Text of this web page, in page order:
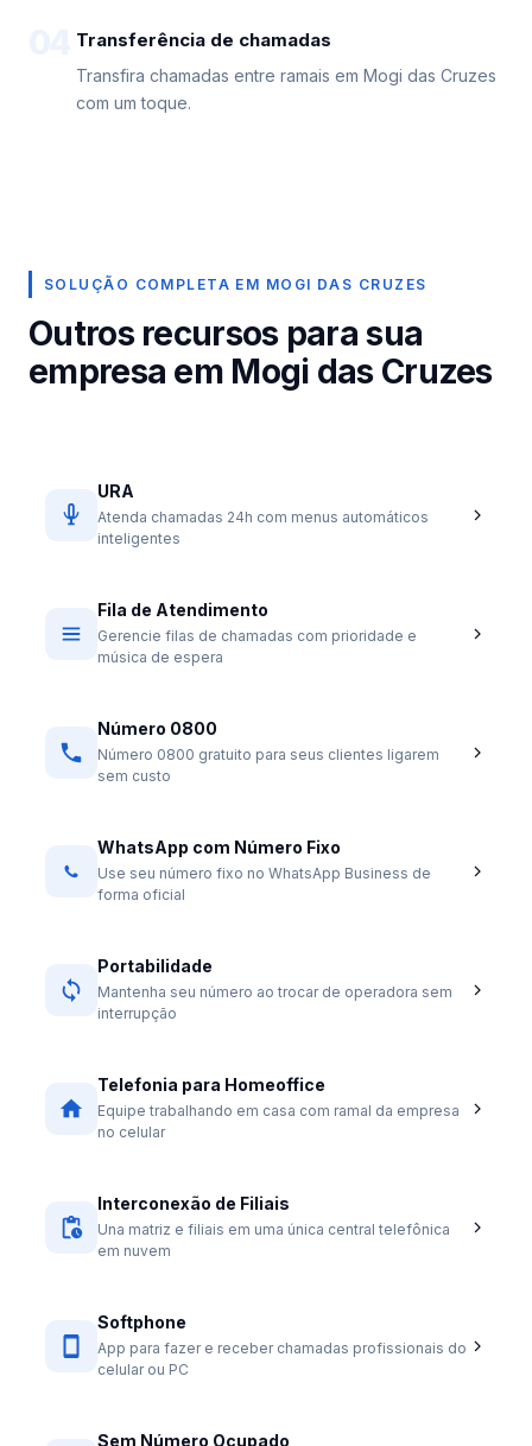
Transferência de chamadas
Transfira chamadas entre ramais em Mogi das Cruzes
com um toque.
SOLUÇÃO COMPLETA EM MOGI DAS CRUZES
Outros recursos para sua
empresa em Mogi das Cruzes
URA
Atenda chamadas 24h com menus automáticos
inteligentes
Fila de Atendimento
Gerencie filas de chamadas com prioridade e
música de espera
Número 0800
Número 0800 gratuito para seus clientes ligarem
sem custo
WhatsApp com Número Fixo
Use seu número fixo no WhatsApp Business de
forma oficial
Portabilidade
Mantenha seu número ao trocar de operadora sem
interrupção
Telefonia para Homeoffice
Equipe trabalhando em casa com ramal da empresa
no celular
Interconexão de Filiais
Una matriz e filiais em uma única central telefônica
em nuvem
Softphone
App para fazer e receber chamadas profissionais do
celular ou PC
Sem Número Ocupado